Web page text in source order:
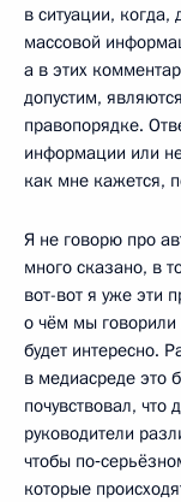
в ситуации, когда,
массовой
а в этих
допустим,
правопорядке.
информации или
как мне кажется,
Я не говорю про
много сказано, в
вот-вот я уже эти
о чём мы говорили
будет интересно.
в медиасреде это
почувствовал,
руководители
чтобы
которые